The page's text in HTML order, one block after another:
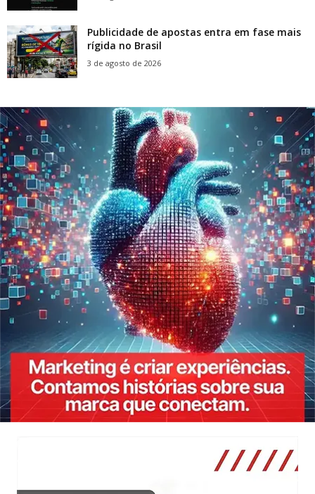
Publicidade de apostas entra em fase mais
rígida no Brasil
3 de agosto de 2026